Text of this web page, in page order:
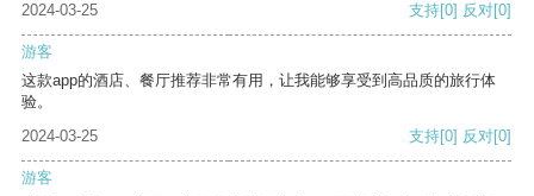
2024-03-25 支持[0] 反对[0]
游客
这款app的酒店、餐厅推荐非常有用，让我能够享受到高品质的旅行体
验。
2024-03-25
支持[0] 反对[0]
游客